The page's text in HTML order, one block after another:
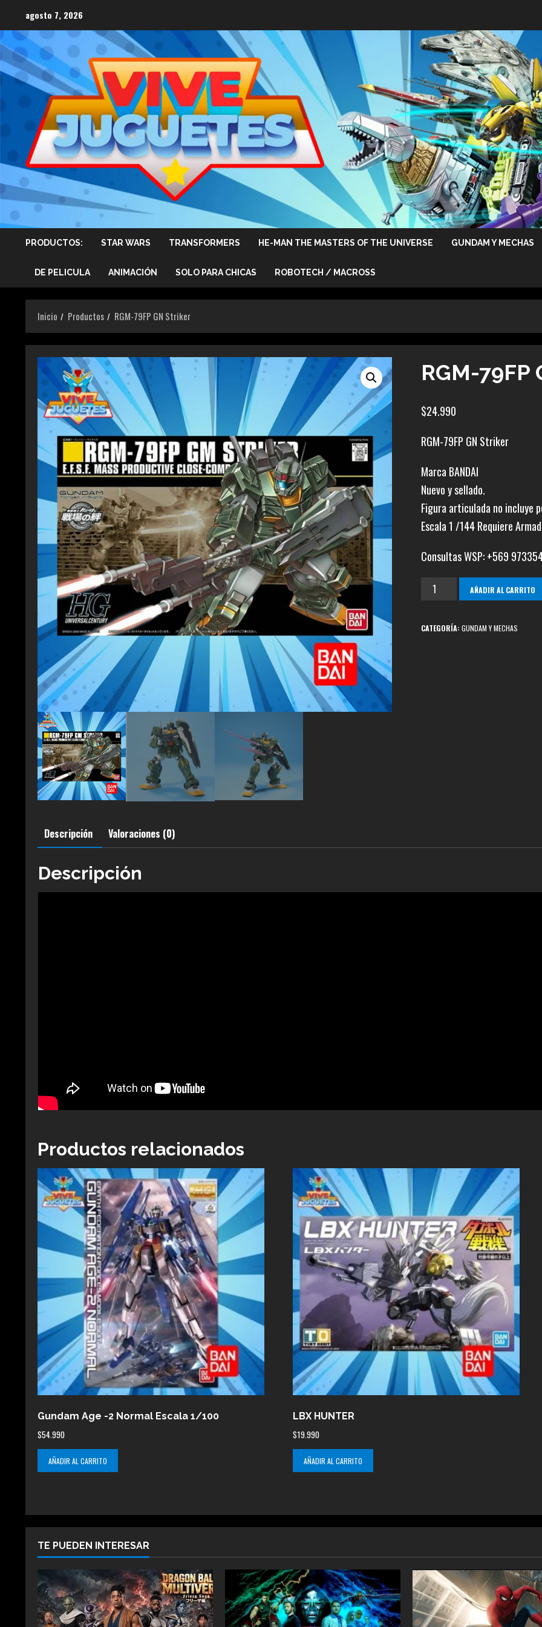
contenido
agosto 7, 2026
PRODUCTOS: STAR WARS TRANSFORMERS HE-MAN THE MASTERS OF THE UNIVERSE GUNDAM Y MECHAS
DE PELICULA ANIMACIÓN SOLO PARA CHICAS ROBOTECH / MACROSS
Inicio Productos RGM-79FP GN Striker
RGM-79FP
$24.990
RGM-79FP GN Striker
Marca BANDAI
Nuevo y sellado.
Figura articulada no incluye
Escala 1 /144 Requiere
Consultas WSP: +569
RGM-
GN
AÑADIR AL CARRITO
CATEGORÍA:GUNDAM Y MECHAS
Descripción Valoraciones (0)
Descripción
Productos relacionados
Gundam Age -2 Normal Escala 1/100
$54.990
AÑADIR AL CARRITO
LBX HUNTER
$19.990
AÑADIR AL CARRITO
TE PUEDEN INTERESAR